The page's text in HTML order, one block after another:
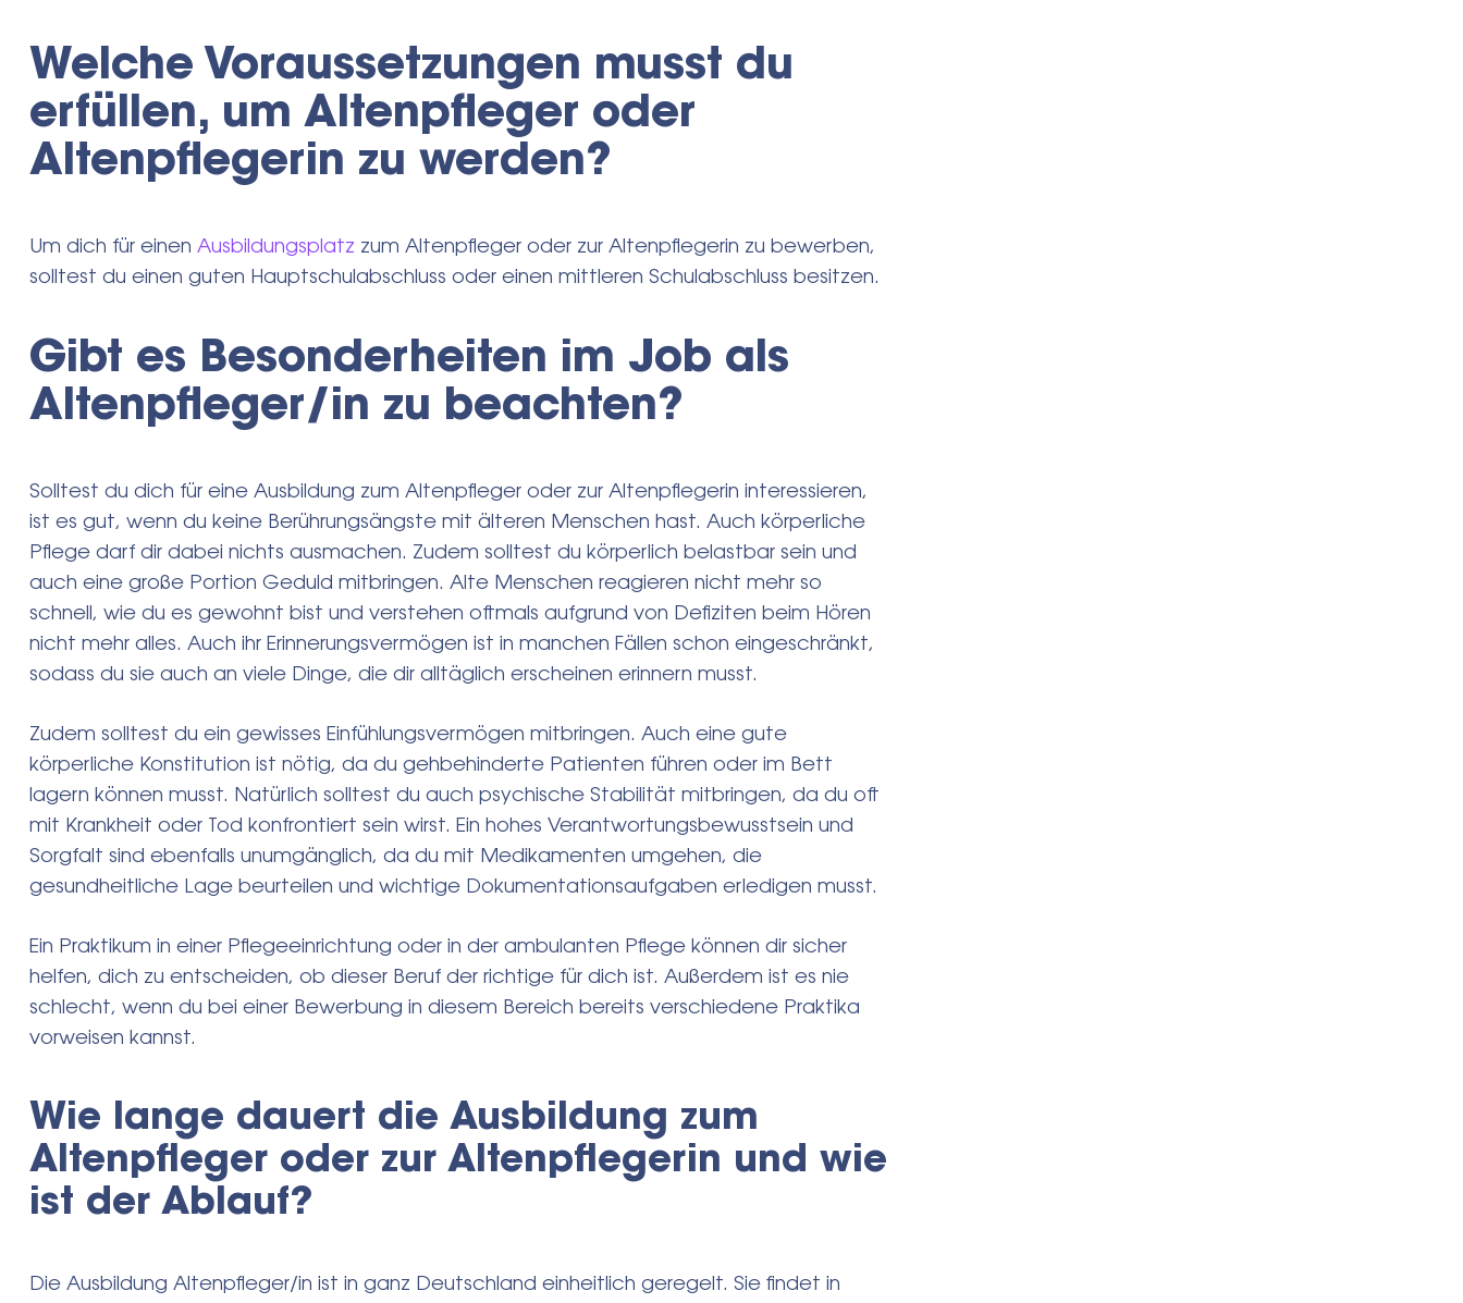
Welche Voraussetzungen musst du
erfüllen, um Altenpfleger oder
Altenpflegerin zu werden?
Um dich für einen Ausbildungsplatz zum Altenpfleger oder zur Altenpflegerin zu bewerben,
solltest du einen guten Hauptschulabschluss oder einen mittleren Schulabschluss besitzen.
Gibt es Besonderheiten im Job als
Altenpfleger/in zu beachten?
Solltest du dich für eine Ausbildung zum Altenpfleger oder zur Altenpflegerin interessieren,
ist es gut, wenn du keine Berührungsängste mit älteren Menschen hast. Auch körperliche
Pflege darf dir dabei nichts ausmachen. Zudem solltest du körperlich belastbar sein und
auch eine große Portion Geduld mitbringen. Alte Menschen reagieren nicht mehr so
schnell, wie du es gewohnt bist und verstehen oftmals aufgrund von Defiziten beim Hören
nicht mehr alles. Auch ihr Erinnerungsvermögen ist in manchen Fällen schon eingeschränkt,
sodass du sie auch an viele Dinge, die dir alltäglich erscheinen erinnern musst.
Zudem solltest du ein gewisses Einfühlungsvermögen mitbringen. Auch eine gute
körperliche Konstitution ist nötig, da du gehbehinderte Patienten führen oder im Bett
lagern können musst. Natürlich solltest du auch psychische Stabilität mitbringen, da du oft
mit Krankheit oder Tod konfrontiert sein wirst. Ein hohes Verantwortungsbewusstsein und
Sorgfalt sind ebenfalls unumgänglich, da du mit Medikamenten umgehen, die
gesundheitliche Lage beurteilen und wichtige Dokumentationsaufgaben erledigen musst.
Ein Praktikum in einer Pflegeeinrichtung oder in der ambulanten Pflege können dir sicher
helfen, dich zu entscheiden, ob dieser Beruf der richtige für dich ist. Außerdem ist es nie
schlecht, wenn du bei einer Bewerbung in diesem Bereich bereits verschiedene Praktika
vorweisen kannst.
Wie lange dauert die Ausbildung zum
Altenpfleger oder zur Altenpflegerin und wie
ist der Ablauf?
Die Ausbildung Altenpfleger/in ist in ganz Deutschland einheitlich geregelt. Sie findet in